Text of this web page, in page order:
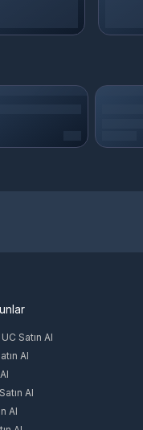
Satın Al
Al
Al
Al